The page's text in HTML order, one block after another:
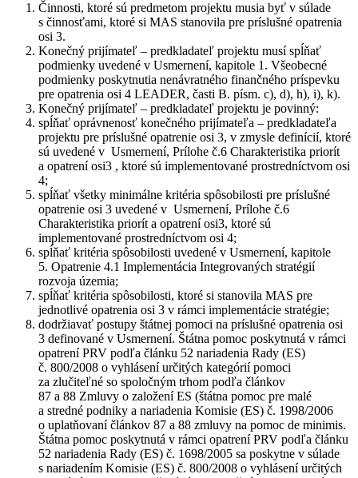
Činnosti, ktoré sú predmetom projektu musia byť v súlade
s činnosťami, ktoré si MAS stanovila pre príslušné opatrenia
osi 3.
Konečný prijímateľ – predkladateľ projektu musí spĺňať
podmienky uvedené v Usmernení, kapitole 1. Všeobecné
podmienky poskytnutia nenávratného finančného príspevku
pre opatrenia osi 4 LEADER, časti B. písm. c), d), h), i), k).
Konečný prijímateľ – predkladateľ projektu je povinný:
spĺňať oprávnenosť konečného prijímateľa – predkladateľa
projektu pre príslušné opatrenie osi 3, v zmysle definícií, ktoré
sú uvedené v Usmernení, Prílohe č.6 Charakteristika priorít
a opatrení osi3 , ktoré sú implementované prostredníctvom osi
4;
spĺňať všetky minimálne kritéria spôsobilosti pre príslušné
opatrenie osi 3 uvedené v Usmernení, Prílohe č.6
Charakteristika priorít a opatrení osi3, ktoré sú
implementované prostredníctvom osi 4;
spĺňať kritéria spôsobilosti uvedené v Usmernení, kapitole
5. Opatrenie 4.1 Implementácia Integrovaných stratégií
rozvoja územia;
spĺňať kritéria spôsobilosti, ktoré si stanovila MAS pre
jednotlivé opatrenia osi 3 v rámci implementácie stratégie;
dodržiavať postupy štátnej pomoci na príslušné opatrenia osi
3 definované v Usmernení. Štátna pomoc poskytnutá v rámci
opatrení PRV podľa článku 52 nariadenia Rady (ES)
č. 800/2008 o vyhlásení určitých kategórií pomoci
za zlučiteľné so spoločným trhom podľa článkov
87 a 88 Zmluvy o založení ES (štátna pomoc pre malé
a stredné podniky a nariadenia Komisie (ES) č. 1998/2006
o uplatňovaní článkov 87 a 88 zmluvy na pomoc de minimis.
Štátna pomoc poskytnutá v rámci opatrení PRV podľa článku
52 nariadenia Rady (ES) č. 1698/2005 sa poskytne v súlade
s nariadením Komisie (ES) č. 800/2008 o vyhlásení určitých